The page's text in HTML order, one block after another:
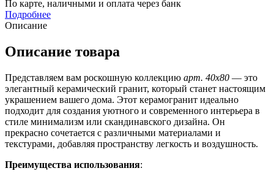
По карте, наличными и оплата через банк
Подробнее
Описание
Описание товара
Представляем вам роскошную коллекцию арт. 40х80 — это
элегантный керамический гранит, который станет настоящим
украшением вашего дома. Этот керамогранит идеально
подходит для создания уютного и современного интерьера в
стиле минимализм или скандинавского дизайна. Он
прекрасно сочетается с различными материалами и
текстурами, добавляя пространству легкость и воздушность.
Преимущества использования: